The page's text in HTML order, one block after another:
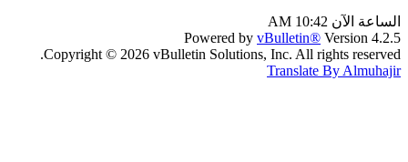
الساعة الآن 10:42 AM
Powered by vBulletin® Version 4.2.5
Copyright © 2026 vBulletin Solutions, Inc. All rights reserved.
Translate By Almuhajir